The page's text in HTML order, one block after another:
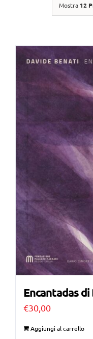
Mostra 12
Encantadas
€30,00
Aggiungi al carrello